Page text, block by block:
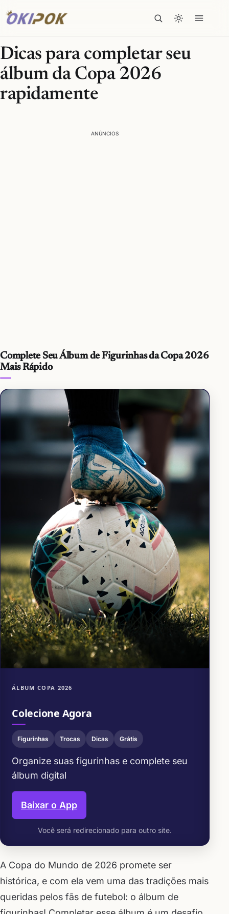
Dicas para completar seu
álbum da Copa 2026
rapidamente
ANÚNCIOS
Complete Seu Álbum de Figurinhas da Copa 2026
Mais Rápido
ÁLBUM COPA 2026
Colecione Agora
Figurinhas Trocas Dicas Grátis
Organize suas figurinhas e complete seu
álbum digital
Baixar o App
Você será redirecionado para outro site.
A Copa do Mundo de 2026 promete ser
histórica, e com ela vem uma das tradições mais
queridas pelos fãs de futebol: o álbum de